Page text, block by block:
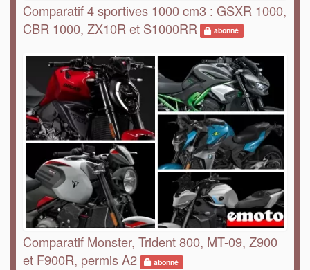
Comparatif 4 sportives 1000 cm3 : GSXR 1000,
CBR 1000, ZX10R et S1000RR
abonné
Comparatif Monster, Trident 800, MT-09, Z900
et F900R, permis A2
abonné